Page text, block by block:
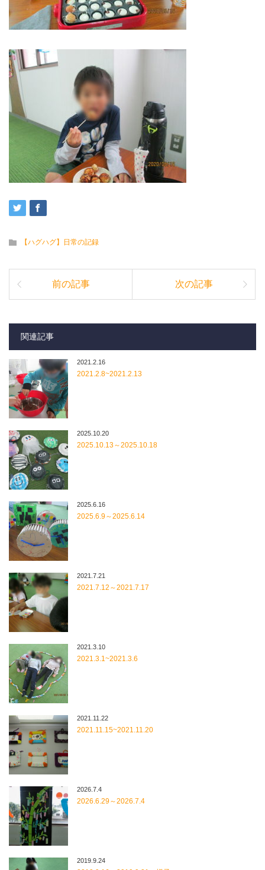
【ハグハグ】日常の記録
前の記事 次の記事
関連記事
2021.2.16
2021.2.8~2021.2.13
2025.10.20
2025.10.13～2025.10.18
2025.6.16
2025.6.9～2025.6.14
2021.7.21
2021.7.12～2021.7.17
2021.3.10
2021.3.1~2021.3.6
2021.11.22
2021.11.15~2021.11.20
2026.7.4
2026.6.29～2026.7.4
2019.9.24